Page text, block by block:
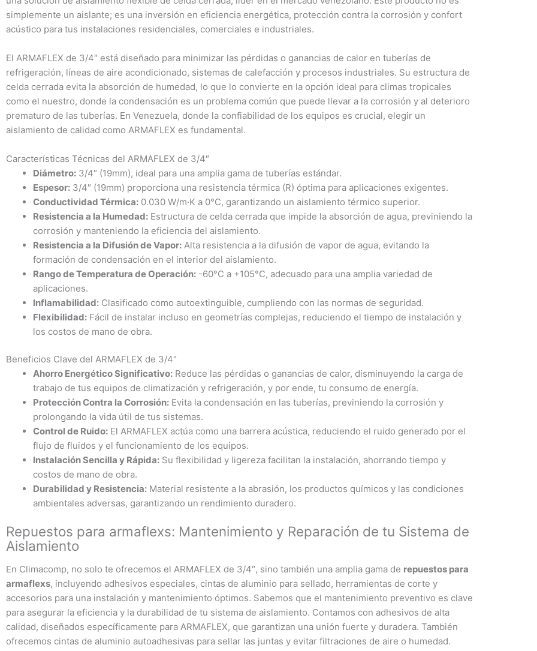
simplemente un aislante; es una inversión en eficiencia energética, protección contra la corrosión y confort
acústico para tus instalaciones residenciales, comerciales e industriales.
El ARMAFLEX de 3/4″ está diseñado para minimizar las pérdidas o ganancias de calor en tuberías de
refrigeración, líneas de aire acondicionado, sistemas de calefacción y procesos industriales. Su estructura de
celda cerrada evita la absorción de humedad, lo que lo convierte en la opción ideal para climas tropicales
como el nuestro, donde la condensación es un problema común que puede llevar a la corrosión y al deterioro
prematuro de las tuberías. En Venezuela, donde la confiabilidad de los equipos es crucial, elegir un
aislamiento de calidad como ARMAFLEX es fundamental.
Características Técnicas del ARMAFLEX de 3/4″
Diámetro: 3/4″ (19mm), ideal para una amplia gama de tuberías estándar.
Espesor: 3/4″ (19mm) proporciona una resistencia térmica (R) óptima para aplicaciones exigentes.
Conductividad Térmica: 0.030 W/m·K a 0°C, garantizando un aislamiento térmico superior.
Resistencia a la Humedad: Estructura de celda cerrada que impide la absorción de agua, previniendo la
corrosión y manteniendo la eficiencia del aislamiento.
Resistencia a la Difusión de Vapor: Alta resistencia a la difusión de vapor de agua, evitando la
formación de condensación en el interior del aislamiento.
Rango de Temperatura de Operación: -60°C a +105°C, adecuado para una amplia variedad de
aplicaciones.
Inflamabilidad: Clasificado como autoextinguible, cumpliendo con las normas de seguridad.
Flexibilidad: Fácil de instalar incluso en geometrías complejas, reduciendo el tiempo de instalación y
los costos de mano de obra.
Beneficios Clave del ARMAFLEX de 3/4″
Ahorro Energético Significativo: Reduce las pérdidas o ganancias de calor, disminuyendo la carga de
trabajo de tus equipos de climatización y refrigeración, y por ende, tu consumo de energía.
Protección Contra la Corrosión: Evita la condensación en las tuberías, previniendo la corrosión y
prolongando la vida útil de tus sistemas.
Control de Ruido: El ARMAFLEX actúa como una barrera acústica, reduciendo el ruido generado por el
flujo de fluidos y el funcionamiento de los equipos.
Instalación Sencilla y Rápida: Su flexibilidad y ligereza facilitan la instalación, ahorrando tiempo y
costos de mano de obra.
Durabilidad y Resistencia: Material resistente a la abrasión, los productos químicos y las condiciones
ambientales adversas, garantizando un rendimiento duradero.
Repuestos para armaflexs: Mantenimiento y Reparación de tu Sistema de
Aislamiento
En Climacomp, no solo te ofrecemos el ARMAFLEX de 3/4″, sino también una amplia gama de repuestos para
armaflexs, incluyendo adhesivos especiales, cintas de aluminio para sellado, herramientas de corte y
accesorios para una instalación y mantenimiento óptimos. Sabemos que el mantenimiento preventivo es clave
para asegurar la eficiencia y la durabilidad de tu sistema de aislamiento. Contamos con adhesivos de alta
calidad, diseñados específicamente para ARMAFLEX, que garantizan una unión fuerte y duradera. También
ofrecemos cintas de aluminio autoadhesivas para sellar las juntas y evitar filtraciones de aire o humedad.